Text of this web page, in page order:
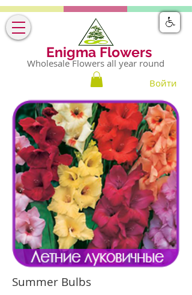
Enigma Flowers
Войти
Wholesale Flowers all year round
Summer Bulbs